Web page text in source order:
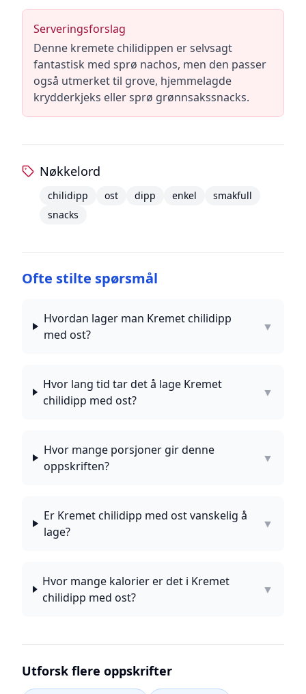
Serveringsforslag
Denne kremete chilidippen er selvsagt
fantastisk med sprø nachos, men den passer
også utmerket til grove, hjemmelagde
krydderkjeks eller sprø grønnsakssnacks.
Nøkkelord
chilidipp ost dipp enkel
smakfull
snacks
Ofte stilte spørsmål
Hvordan lager man Kremet chilidipp
med ost?
▼
Hvor lang tid tar det å lage Kremet
chilidipp med ost?
▼
Hvor mange porsjoner gir denne
oppskriften?
▼
Er Kremet chilidipp med ost vanskelig å
lage?
▼
Hvor mange kalorier er det i Kremet
chilidipp med ost?
▼
Utforsk flere oppskrifter